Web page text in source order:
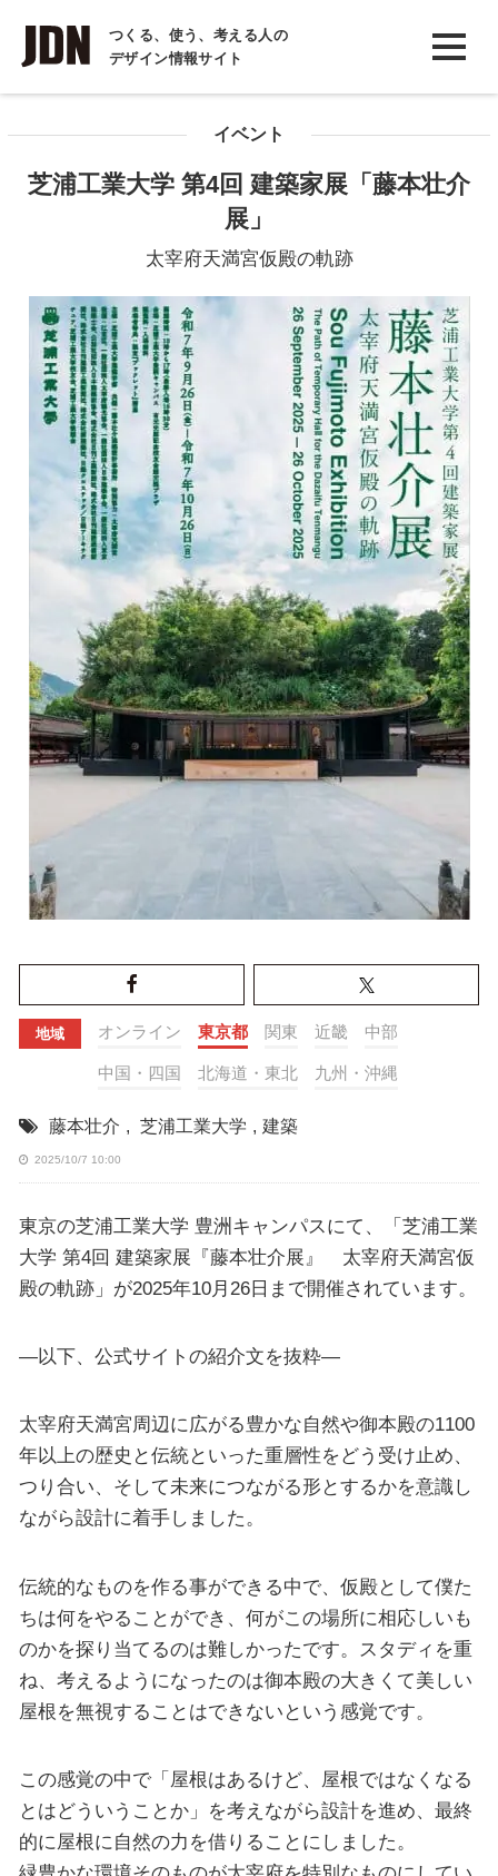
つくる、使う、考える人の
デザイン情報サイト
INTERVIEW
インタビュー
イベント
芝浦工業大学 第4回 建築家展「藤本壮介
展」
太宰府天満宮仮殿の軌跡
地域 オンライン 東京都 関東 近畿 中部
中国・四国 北海道・東北 九州・沖縄
藤本壮介 , 芝浦工業大学 , 建築
2025/10/7 10:00
東京の芝浦工業大学 豊洲キャンパスにて、「芝浦工業
大学 第4回 建築家展『藤本壮介展』 太宰府天満宮仮
殿の軌跡」が2025年10月26日まで開催されています。
—以下、公式サイトの紹介文を抜粋—
太宰府天満宮周辺に広がる豊かな自然や御本殿の1100
年以上の歴史と伝統といった重層性をどう受け止め、
つり合い、そして未来につながる形とするかを意識し
ながら設計に着手しました。
伝統的なものを作る事ができる中で、仮殿として僕た
ちは何をやることができ、何がこの場所に相応しいも
のかを探り当てるのは難しかったです。スタディを重
ね、考えるようになったのは御本殿の大きくて美しい
屋根を無視することはできないという感覚です。
この感覚の中で「屋根はあるけど、屋根ではなくなる
とはどういうことか」を考えながら設計を進め、最終
的に屋根に自然の力を借りることにしました。